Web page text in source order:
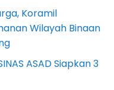
Koramil
Wilayah Binaan
ASAD Siapkan 3